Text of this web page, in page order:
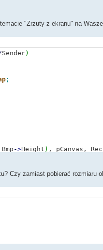
"Zrzuty z ekranu" na
Sender)
;
->Height ) , pCanvas,
Czy zamiast pobierać rozmiaru